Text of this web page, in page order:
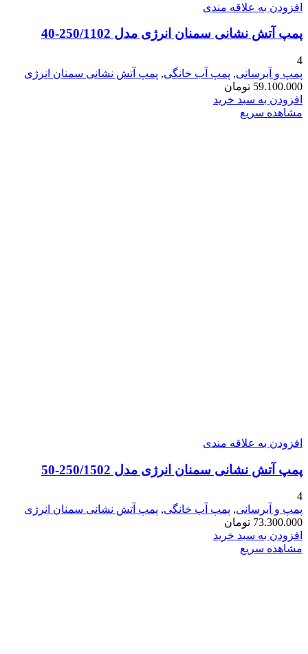
افزودن به علاقه مندی
پمپ آتش نشانی سمنان انرژی مدل 250/1102-40
4
پمپ و آبرسانی, پمپ آب خانگی, پمپ آتش نشانی سمنان انرژی
59.100.000 تومان
افزودن به سبد خرید
مشاهده سریع
افزودن به علاقه مندی
پمپ آتش نشانی سمنان انرژی مدل 250/1502-50
4
پمپ و آبرسانی, پمپ آب خانگی, پمپ آتش نشانی سمنان انرژی
73.300.000 تومان
افزودن به سبد خرید
مشاهده سریع